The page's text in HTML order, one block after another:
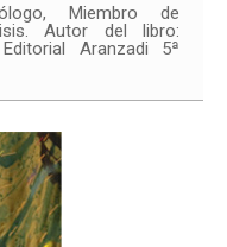
Miembro de
Autor del libro:
Aranzadi 5ª